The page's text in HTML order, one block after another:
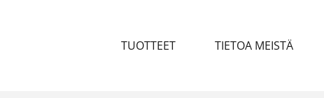
TUOTTEET TIETOA MEISTÄ